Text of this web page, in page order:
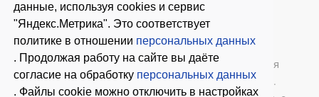
данные, используя cookies и сервис
"Яндекс.Метрика". Это соответствует
политике в отношении персональных данных
. Продолжая работу на сайте вы даёте
согласие на обработку персональных данных
. Файлы cookie можно отключить в настройках
© 2026 ООО «Автомастер» — оборудование для
автосервиса, шиномонтажное оборудование.